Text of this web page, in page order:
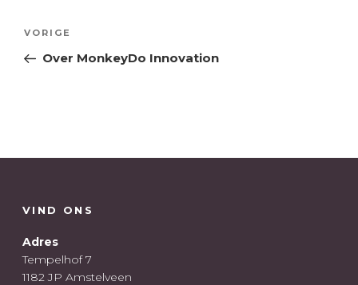
Vorig
bericht
VORIGE
Over MonkeyDo Innovation
VIND ONS
Adres
Tempelhof 7
1182 JP Amstelveen